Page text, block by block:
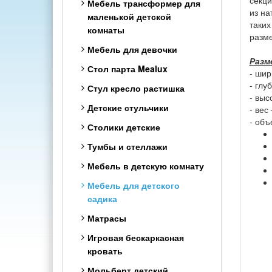
Мебель трансформер для
маленькой детской
комнаты
Мебель для девочки
Стол парта Mealux
Стул кресло растишка
Детские стульчики
Столики детские
Тумбы и стеллажи
Мебель в детскую комнату
Мебель для детского
садика
Матрасы
Игровая бескаркасная
кровать
из
-
-
-
- вес
-